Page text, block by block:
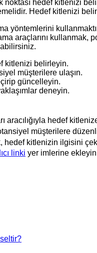
hedef kitlenizi
Hedef kitlenizi
yöntemlerini
araçlarını
kitlenizi belirleyin.
müşterilere ulaşın.
güncelleyin.
deneyin.
aracılığıyla hedef
müşterilere
hedef kitlenizin ilgisini
linki yer imlerine